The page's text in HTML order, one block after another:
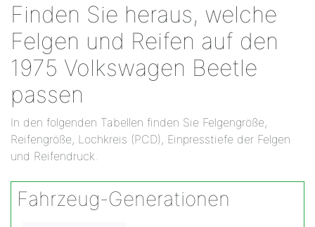
Finden Sie heraus, welche
Felgen und Reifen auf den
1975 Volkswagen Beetle
passen
In den folgenden Tabellen finden Sie Felgengröße,
Reifengröße, Lochkreis (PCD), Einpresstiefe der Felgen
und Reifendruck.
Fahrzeug-Generationen